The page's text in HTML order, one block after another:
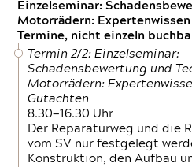
Einzelseminar:
Motorrädern:
Termine, nicht einzeln
Termin 2/2: Einzelseminar:
Schadensbewertung und
Motorrädern:
Gutachten
8.30—16.30 Uhr
Der Reparaturweg und die
vom SV nur festgelegt
Konstruktion, den Aufbau